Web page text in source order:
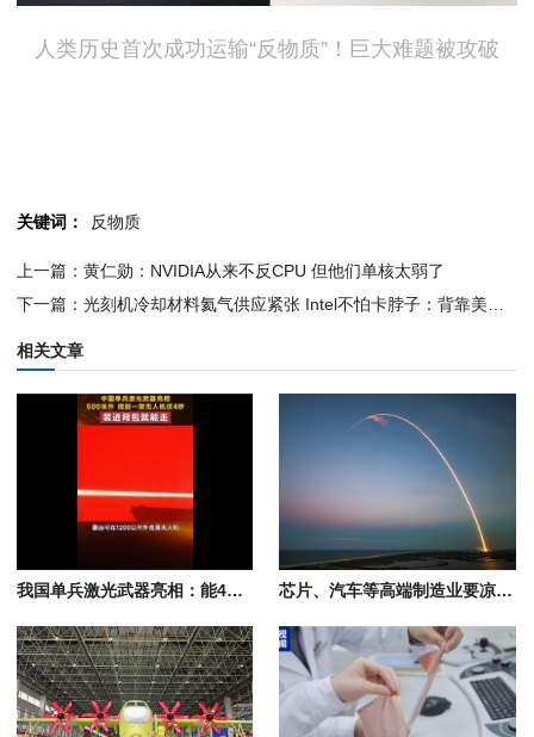
人类历史首次成功运输“反物质”！巨大难题被攻破
关键词： 反物质
上一篇：黄仁勋：NVIDIA从来不反CPU 但他们单核太弱了
相关文章
我国单兵激光武器亮相：能4秒内自主识别、跟踪、锁定、烧毁无人机 芯片、汽车等高端制造业要凉凉！全球最大钨生产国中国对日本钨出口量已降至零